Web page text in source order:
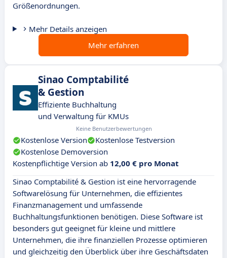
Größenordnungen.
Mehr Details anzeigen
Mehr erfahren
Sinao Comptabilité
& Gestion
Effiziente Buchhaltung
und Verwaltung für KMUs
Keine Benutzerbewertungen
Kostenlose Version
Kostenlose Testversion
Kostenlose Demoversion
Kostenpflichtige Version ab 12,00 € pro Monat
Sinao Comptabilité & Gestion ist eine hervorragende
Softwarelösung für Unternehmen, die effizientes
Finanzmanagement und umfassende
Buchhaltungsfunktionen benötigen. Diese Software ist
besonders gut geeignet für kleine und mittlere
Unternehmen, die ihre finanziellen Prozesse optimieren
und gleichzeitig den Überblick über ihre Geschäftsdaten